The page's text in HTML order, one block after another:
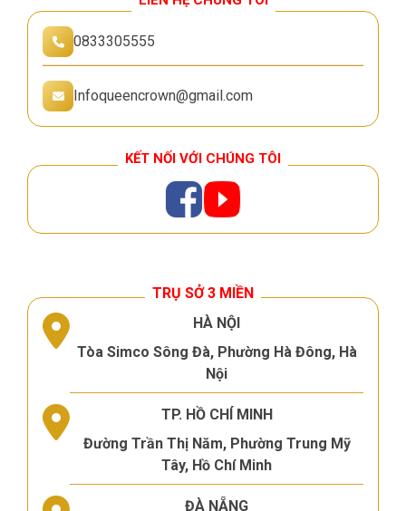
0833305555
Infoqueencrown@gmail.com
KẾT NỐI VỚI CHÚNG TÔI
TRỤ SỞ 3 MIỀN
HÀ NỘI
Tòa Simco Sông Đà, Phường Hà Đông, Hà
Nội
TP. HỒ CHÍ MINH
Đường Trần Thị Năm, Phường Trung Mỹ
Tây, Hồ Chí Minh
ĐÀ NẴNG